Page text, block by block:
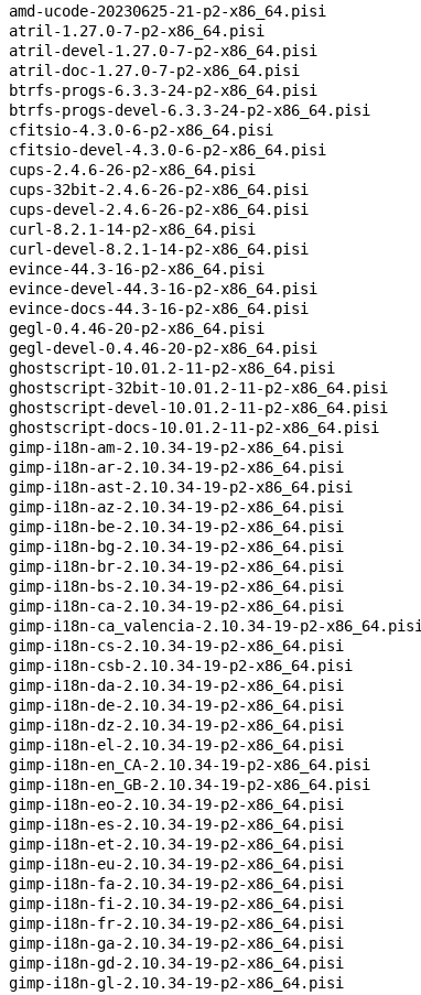
amd-ucode-20230625-21-p2-x86_64.pisi
atril-1.27.0-7-p2-x86_64.pisi
atril-devel-1.27.0-7-p2-x86_64.pisi
atril-doc-1.27.0-7-p2-x86_64.pisi
btrfs-progs-6.3.3-24-p2-x86_64.pisi
btrfs-progs-devel-6.3.3-24-p2-x86_64.pisi
cfitsio-4.3.0-6-p2-x86_64.pisi
cfitsio-devel-4.3.0-6-p2-x86_64.pisi
cups-2.4.6-26-p2-x86_64.pisi
cups-32bit-2.4.6-26-p2-x86_64.pisi
cups-devel-2.4.6-26-p2-x86_64.pisi
curl-8.2.1-14-p2-x86_64.pisi
curl-devel-8.2.1-14-p2-x86_64.pisi
evince-44.3-16-p2-x86_64.pisi
evince-devel-44.3-16-p2-x86_64.pisi
evince-docs-44.3-16-p2-x86_64.pisi
gegl-0.4.46-20-p2-x86_64.pisi
gegl-devel-0.4.46-20-p2-x86_64.pisi
ghostscript-10.01.2-11-p2-x86_64.pisi
ghostscript-32bit-10.01.2-11-p2-x86_64.pisi
ghostscript-devel-10.01.2-11-p2-x86_64.pisi
ghostscript-docs-10.01.2-11-p2-x86_64.pisi
gimp-i18n-am-2.10.34-19-p2-x86_64.pisi
gimp-i18n-ar-2.10.34-19-p2-x86_64.pisi
gimp-i18n-ast-2.10.34-19-p2-x86_64.pisi
gimp-i18n-az-2.10.34-19-p2-x86_64.pisi
gimp-i18n-be-2.10.34-19-p2-x86_64.pisi
gimp-i18n-bg-2.10.34-19-p2-x86_64.pisi
gimp-i18n-br-2.10.34-19-p2-x86_64.pisi
gimp-i18n-bs-2.10.34-19-p2-x86_64.pisi
gimp-i18n-ca-2.10.34-19-p2-x86_64.pisi
gimp-i18n-ca_valencia-2.10.34-19-p2-x86_64.pisi
gimp-i18n-cs-2.10.34-19-p2-x86_64.pisi
gimp-i18n-csb-2.10.34-19-p2-x86_64.pisi
gimp-i18n-da-2.10.34-19-p2-x86_64.pisi
gimp-i18n-de-2.10.34-19-p2-x86_64.pisi
gimp-i18n-dz-2.10.34-19-p2-x86_64.pisi
gimp-i18n-el-2.10.34-19-p2-x86_64.pisi
gimp-i18n-en_CA-2.10.34-19-p2-x86_64.pisi
gimp-i18n-en_GB-2.10.34-19-p2-x86_64.pisi
gimp-i18n-eo-2.10.34-19-p2-x86_64.pisi
gimp-i18n-es-2.10.34-19-p2-x86_64.pisi
gimp-i18n-et-2.10.34-19-p2-x86_64.pisi
gimp-i18n-eu-2.10.34-19-p2-x86_64.pisi
gimp-i18n-fa-2.10.34-19-p2-x86_64.pisi
gimp-i18n-fi-2.10.34-19-p2-x86_64.pisi
gimp-i18n-fr-2.10.34-19-p2-x86_64.pisi
gimp-i18n-ga-2.10.34-19-p2-x86_64.pisi
gimp-i18n-gd-2.10.34-19-p2-x86_64.pisi
gimp-i18n-gl-2.10.34-19-p2-x86_64.pisi